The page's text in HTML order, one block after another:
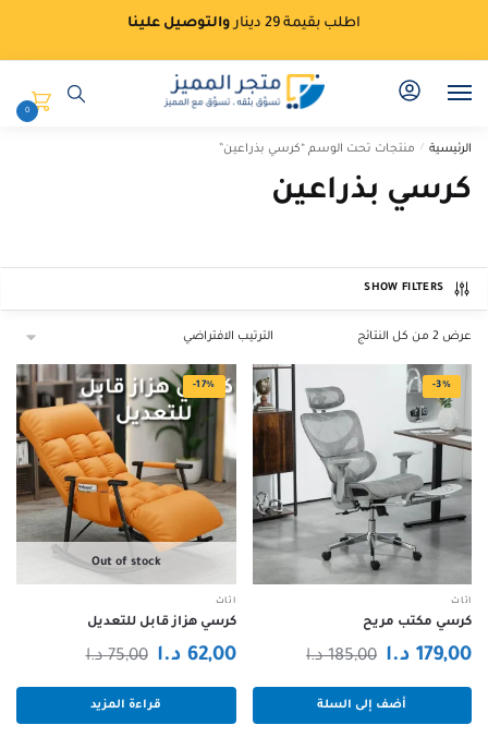
navigation
content
اطلب بقيمة 29 دينار والتوصيل علينا
0
الرئيسية / منتجات تحت الوسم “كرسي بذراعين”
كرسي بذراعين
SHOW FILTERS
عرض ⁦2⁩ من كل النتائج
-3%
اثاث
كرسي مكتب مريح
185,00 د.االسعر
الأصلي
هو:
179,00 د.ا
السعر
الحالي
هو:
أضف إلى السلة
-17%
Out of stock
اثاث
كرسي هزاز قابل للتعديل
75,00 د.االسعر
الأصلي
هو:
62,00 د.ا
السعر
الحالي
هو:
قراءة المزيد